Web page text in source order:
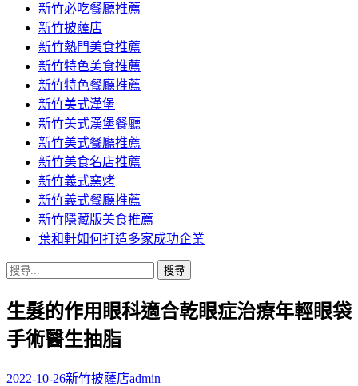
新竹必吃餐廳推薦
新竹披薩店
新竹熱門美食推薦
新竹特色美食推薦
新竹特色餐廳推薦
新竹美式漢堡
新竹美式漢堡餐廳
新竹美式餐廳推薦
新竹美食名店推薦
新竹義式窯烤
新竹義式餐廳推薦
新竹隱藏版美食推薦
葉和軒如何打造多家成功企業
搜
關
鍵
字:
生髮的作用眼科適合乾眼症治療年輕眼袋
手術醫生抽脂
2022-10-26新竹披薩店admin